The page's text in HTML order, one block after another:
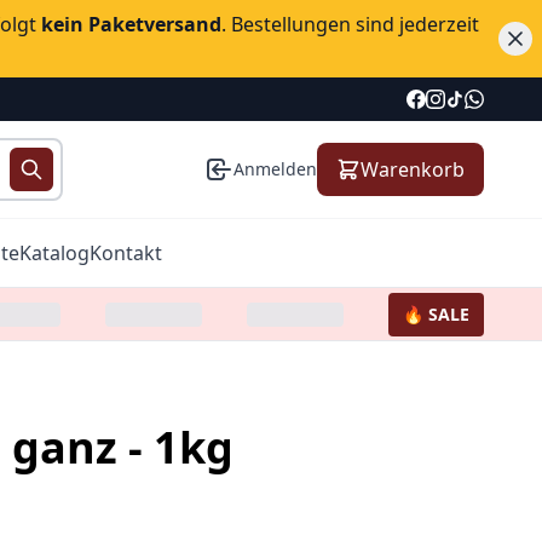
kein Paketversand. Bestellungen sind jederzeit
Anmelden Warenkorb
KatalogKontakt
🔥 SALE
- 1kg